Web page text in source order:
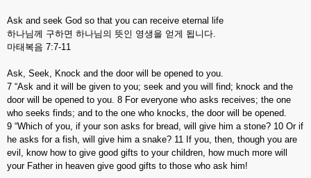
Ask and seek God so that you can receive eternal life
하나님께 구하면 하나님의 뜻인 영생을 얻게 됩니다.
마태복음 7:7-11
Ask, Seek, Knock and the door will be opened to you.
7 “Ask and it will be given to you; seek and you will find; knock and the
door will be opened to you. 8 For everyone who asks receives; the one
who seeks finds; and to the one who knocks, the door will be opened.
9 “Which of you, if your son asks for bread, will give him a stone? 10 Or if
he asks for a fish, will give him a snake? 11 If you, then, though you are
evil, know how to give good gifts to your children, how much more will
your Father in heaven give good gifts to those who ask him!